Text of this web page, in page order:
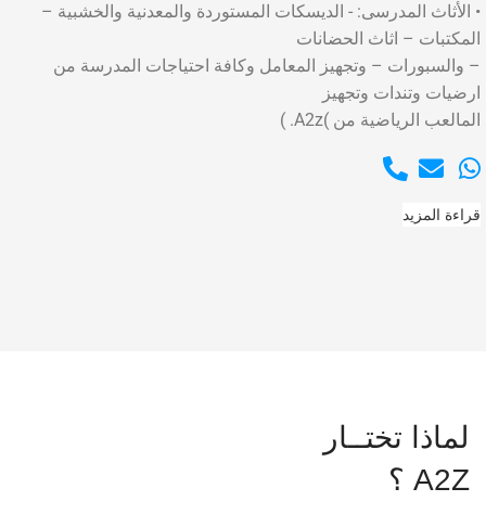
• الأثاث المدرسى: - الديسكات المستوردة والمعدنية والخشبية –
المكتبات – اثاث الحضانات
– والسبورات – وتجهيز المعامل وكافة احتياجات المدرسة من
ارضيات وتندات وتجهيز
المالعب الرياضية من )A2z. )
قراءة المزيد
لماذا تختــار
A2Z ؟